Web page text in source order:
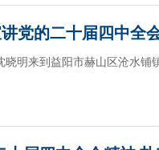
党的二十届四中全
晓明来到益阳市赫山区沧水铺